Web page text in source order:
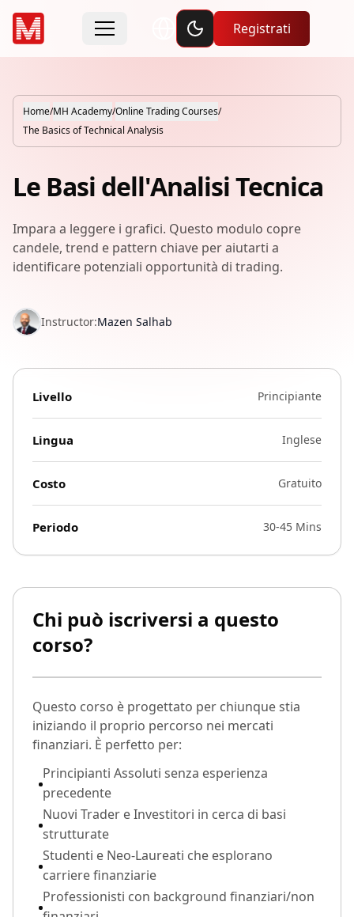
Toggle dark mode
Registrati
Home/MH Academy/Online Trading Courses/
The Basics of Technical Analysis
Le Basi dell'Analisi Tecnica
Impara a leggere i grafici. Questo modulo copre
candele, trend e pattern chiave per aiutarti a
identificare potenziali opportunità di trading.
Instructor:Mazen Salhab
Livello Principiante
Lingua Inglese
Costo Gratuito
Periodo 30-45 Mins
Chi può iscriversi a questo
corso?
Questo corso è progettato per chiunque stia
iniziando il proprio percorso nei mercati
finanziari. È perfetto per:
Principianti Assoluti senza esperienza
precedente
Nuovi Trader e Investitori in cerca di basi
strutturate
Studenti e Neo-Laureati che esplorano
carriere finanziarie
Professionisti con background finanziari/non